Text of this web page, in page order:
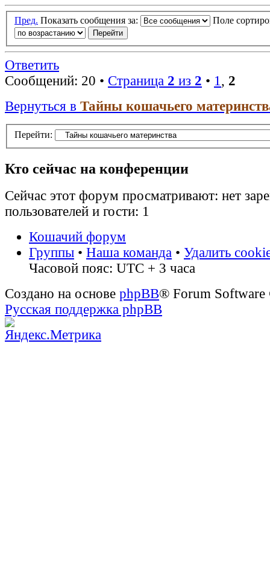
Пред. Показать сообщения за: Поле
Ответить
Сообщений: 20 • Страница 2 из 2 • 1, 2
Вернуться в Тайны кошачьего
Перейти:
Кто сейчас на конференции
Сейчас этот форум просматривают: нет
пользователей и гости: 1
Кошачий форум
Группы • Наша команда • Удалить
Часовой пояс: UTC + 3 часа
Создано на основе phpBB® Forum
Русская поддержка phpBB